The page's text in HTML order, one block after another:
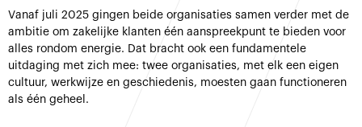
Vanaf juli 2025 gingen beide organisaties samen verder met de
ambitie om zakelijke klanten één aanspreekpunt te bieden voor
alles rondom energie. Dat bracht ook een fundamentele
uitdaging met zich mee: twee organisaties, met elk een eigen
cultuur, werkwijze en geschiedenis, moesten gaan functioneren
als één geheel.